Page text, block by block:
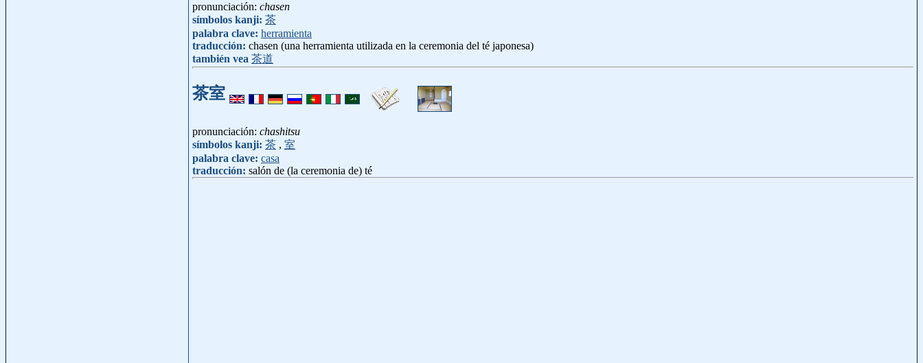
pronunciación: chasen
símbolos kanji: 茶
palabra clave: herramienta
traducción: chasen (una herramienta utilizada en la ceremonia del té japonesa)
también vea 茶道
茶室
pronunciación: chashitsu
símbolos kanji: 茶 , 室
palabra clave: casa
traducción: salón de (la ceremonia de) té